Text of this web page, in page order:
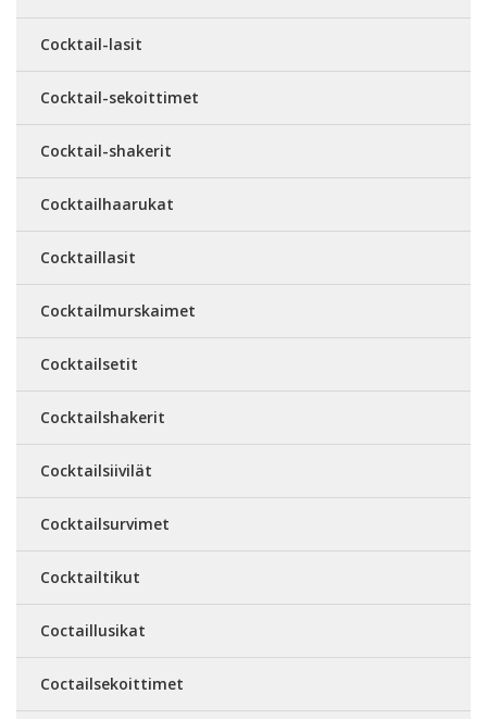
Cocktail-lasit
Cocktail-sekoittimet
Cocktail-shakerit
Cocktailhaarukat
Cocktaillasit
Cocktailmurskaimet
Cocktailsetit
Cocktailshakerit
Cocktailsiivilät
Cocktailsurvimet
Cocktailtikut
Coctaillusikat
Coctailsekoittimet